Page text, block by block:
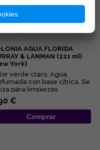
AGUA FLORIDA
& LANMAN (221 ml)
York)
verde claro. Agua
con base cítrica. Se
para limpiezas
€
Comprar